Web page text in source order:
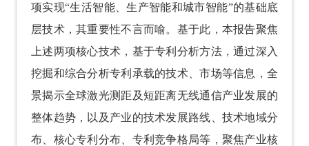
项实现“生活智能、生产智能和城市智能”的基础底
层技术，其重要性不言而喻。基于此，本报告聚焦
上述两项核心技术，基于专利分析方法，通过深入
挖掘和综合分析专利承载的技术、市场等信息，全
景揭示全球激光测距及短距离无线通信产业发展的
整体趋势，以及产业的技术发展路线、技术地域分
布、核心专利分布、专利竞争格局等，聚焦产业核